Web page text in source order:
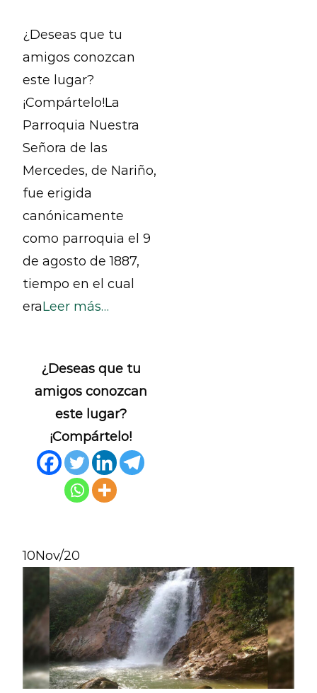
¿Deseas que tu
amigos conozcan
este lugar?
¡Compártelo!La
Parroquia Nuestra
Señora de las
Mercedes, de Nariño,
fue erigida
canónicamente
como parroquia el 9
de agosto de 1887,
tiempo en el cual
eraLeer más…
¿Deseas que tu
amigos conozcan
este lugar?
¡Compártelo!
10Nov/20